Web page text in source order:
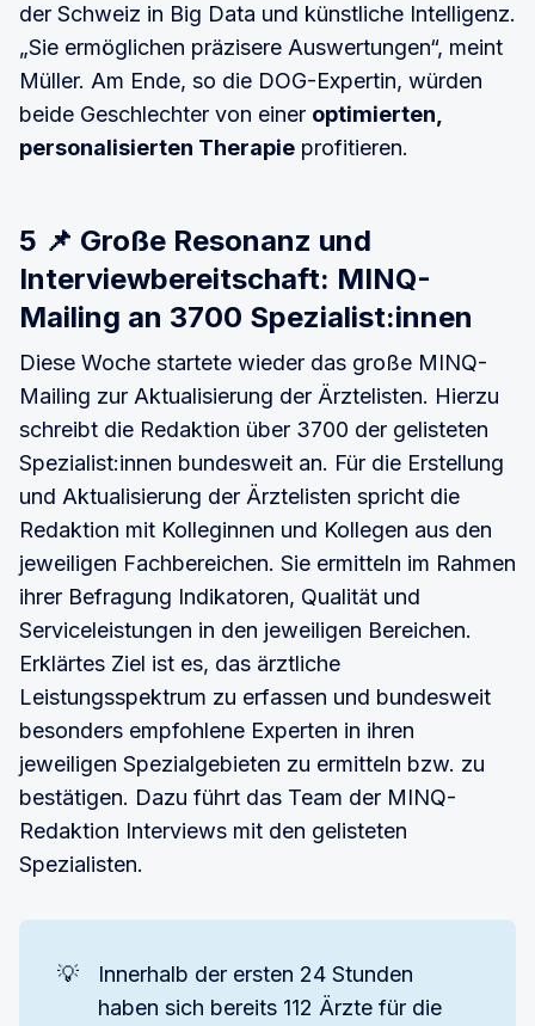
der Schweiz in Big Data und künstliche Intelligenz.
„Sie ermöglichen präzisere Auswertungen“, meint
Müller. Am Ende, so die DOG-Expertin, würden
beide Geschlechter von einer optimierten,
personalisierten Therapie profitieren.
5 📌 Große Resonanz und
Interviewbereitschaft: MINQ-
Mailing an 3700 Spezialist:innen
Diese Woche startete wieder das große MINQ-
Mailing zur Aktualisierung der Ärztelisten. Hierzu
schreibt die Redaktion über 3700 der gelisteten
Spezialist:innen bundesweit an. Für die Erstellung
und Aktualisierung der Ärztelisten spricht die
Redaktion mit Kolleginnen und Kollegen aus den
jeweiligen Fachbereichen. Sie ermitteln im Rahmen
ihrer Befragung Indikatoren, Qualität und
Serviceleistungen in den jeweiligen Bereichen.
Erklärtes Ziel ist es, das ärztliche
Leistungsspektrum zu erfassen und bundesweit
besonders empfohlene Experten in ihren
jeweiligen Spezialgebieten zu ermitteln bzw. zu
bestätigen. Dazu führt das Team der MINQ-
Redaktion Interviews mit den gelisteten
Spezialisten.
💡
Innerhalb der ersten 24 Stunden
haben sich bereits 112 Ärzte für die